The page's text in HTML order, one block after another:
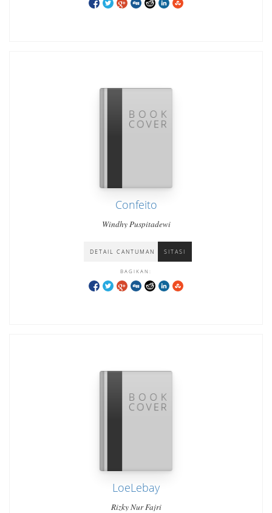
Confeito
Windhy Puspitadewi
DETAIL CANTUMAN SITASI
BAGIKAN:
LoeLebay
Rizky Nur Fajri